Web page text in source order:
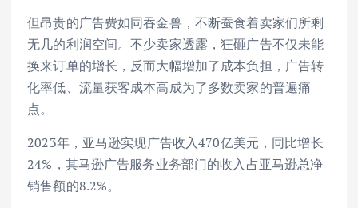
但昂贵的广告费如同吞金兽，不断蚕食着卖家们所剩
无几的利润空间。不少卖家透露，狂砸广告不仅未能
换来订单的增长，反而大幅增加了成本负担，广告转
化率低、流量获客成本高成为了多数卖家的普遍痛
点。
2023年，亚马逊实现广告收入470亿美元，同比增长
24%，其马逊广告服务业务部门的收入占亚马逊总净
销售额的8.2%。